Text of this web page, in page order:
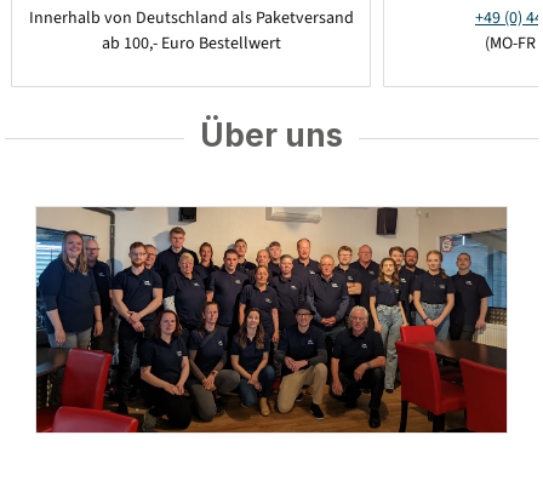
Innerhalb von Deutschland als Paketversand
ab 100,- Euro Bestellwert
+49 (0)
(MO-
Über uns